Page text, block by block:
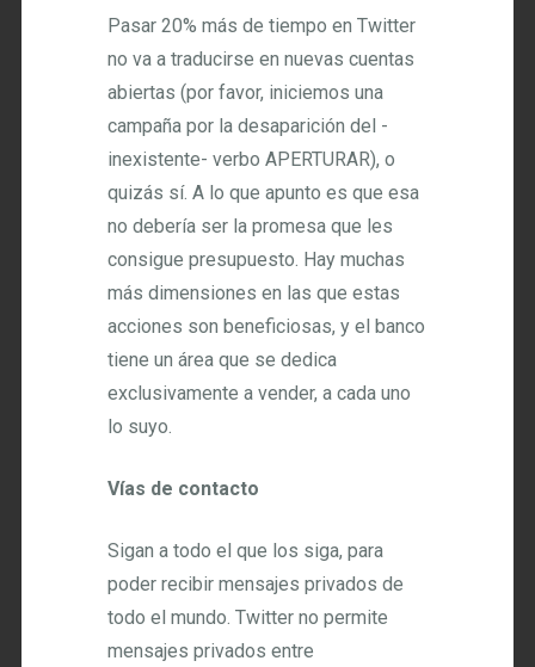
Pasar 20% más de tiempo en Twitter
no va a traducirse en nuevas cuentas
abiertas (por favor, iniciemos una
campaña por la desaparición del -
inexistente- verbo APERTURAR), o
quizás sí. A lo que apunto es que esa
no debería ser la promesa que les
consigue presupuesto. Hay muchas
más dimensiones en las que estas
acciones son beneficiosas, y el banco
tiene un área que se dedica
exclusivamente a vender, a cada uno
lo suyo.
Vías de contacto
Sigan a todo el que los siga, para
poder recibir mensajes privados de
todo el mundo. Twitter no permite
mensajes privados entre